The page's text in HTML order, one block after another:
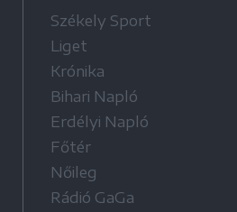
Székely Sport
Liget
Krónika
Bihari Napló
Erdélyi Napló
Főtér
Nőileg
Rádió GaGa